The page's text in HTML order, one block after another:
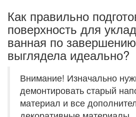
Как правильно
поверхность для
ванная по
выглядела идеально?
Внимание! Изначально
демонтировать старый
материал и все